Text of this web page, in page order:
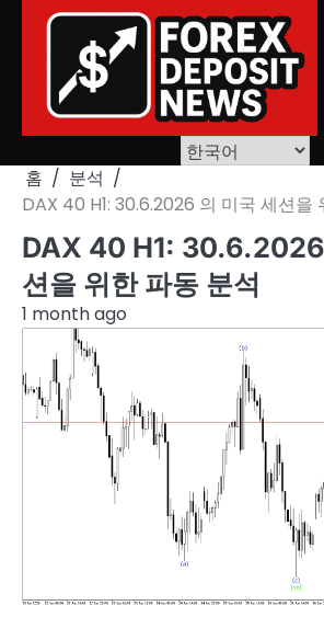
홈
분석
DAX 40 H1: 30.6.2026 의 미국 세션을
DAX 40 H1: 30.6.2026
션을 위한 파동 분석
1 month ago